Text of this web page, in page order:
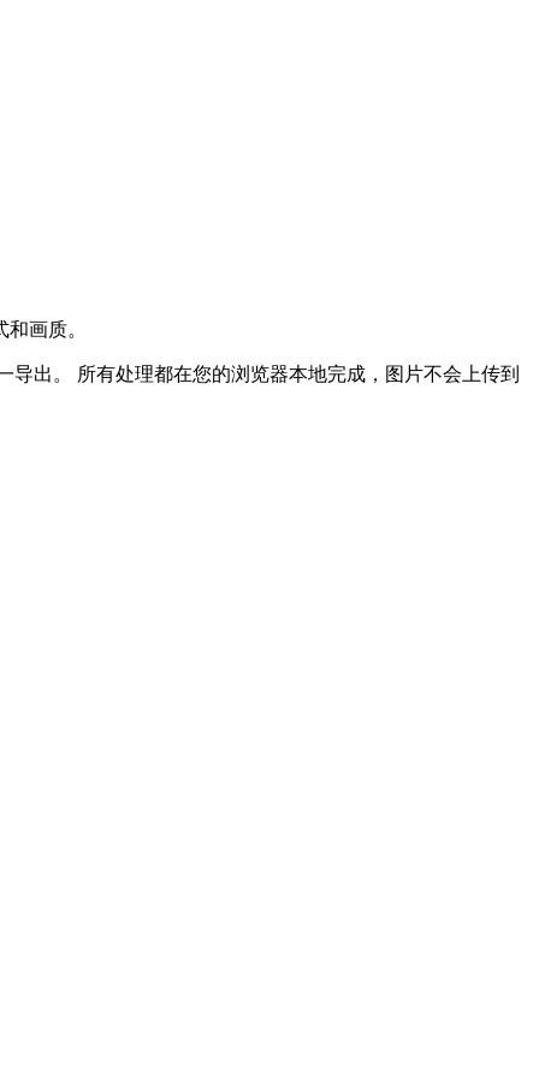
画质。
导出。 所有处理都在您的浏览器本地完成，图片不会上传到